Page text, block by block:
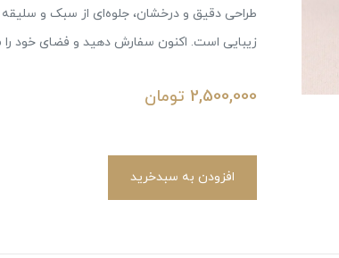
طراحی دقیق و درخشان، جلوه‌ای از سبک و سلیقه
زیبایی است. اکنون سفارش دهید و فضای خود را
2,500,000 تومان
افزودن به سبدخرید